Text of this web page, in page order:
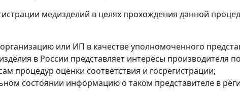
медизделий в целях прохождения данной
или ИП в качестве уполномоченного
в России представляет интересы производителя
процедур оценки соответствия и госрегистрации;
состоянии информацию о таком представителе в